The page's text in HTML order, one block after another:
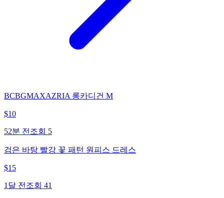
BCBGMAXAZRIA 롱카디건 M
$10
52분 전 조회 5
검은 바탕 빨강 꽃 패턴 원피스 드레스
$15
1달 전 조회 41